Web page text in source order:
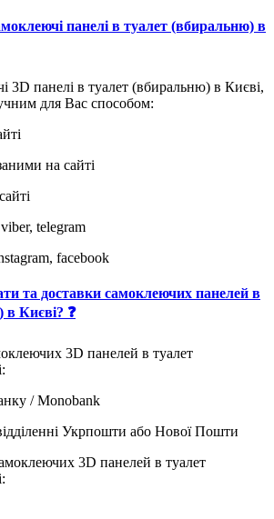
панелі в туалет (вбиральню) в
3D панелі в туалет (вбиральню) в Києві,
для Вас способом:
на сайті
telegram
facebook
та доставки самоклеючих панелей в
Києві? ❓
3D панелей в туалет
/ Monobank
Укрпошти або Нової Пошти
3D панелей в туалет